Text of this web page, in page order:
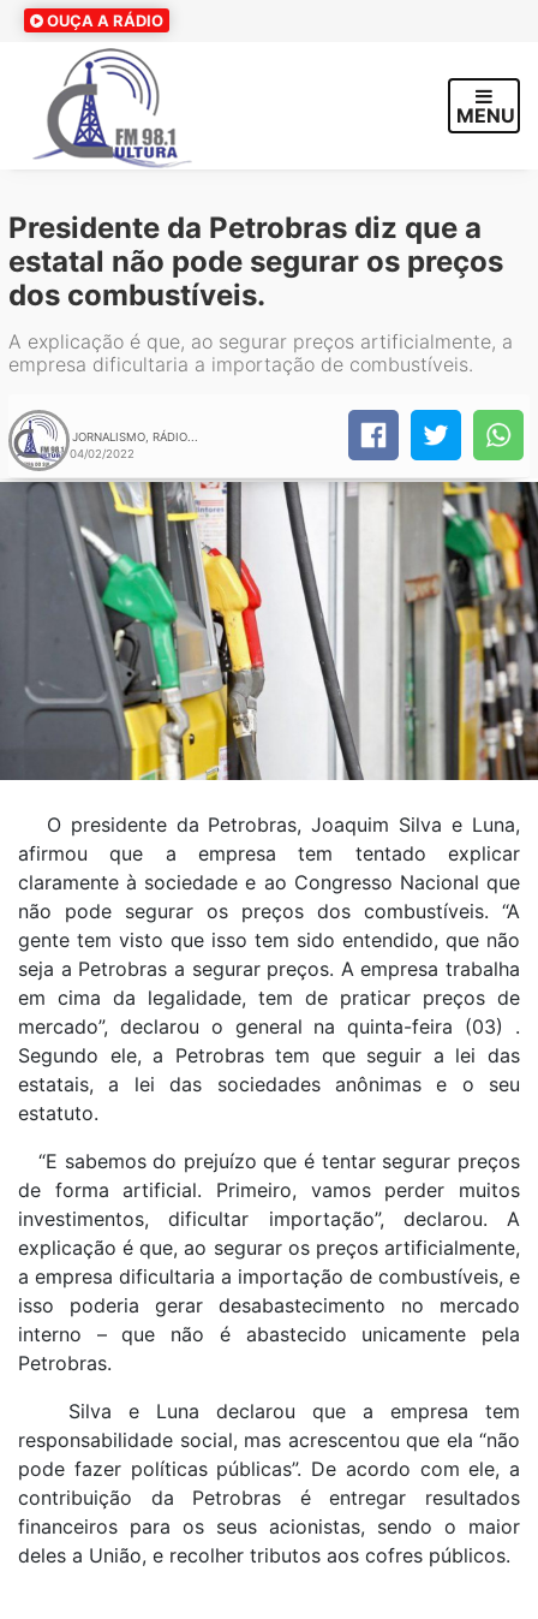
OUÇA A RÁDIO
MENU
Presidente da Petrobras diz que a
estatal não pode segurar os preços
dos combustíveis.
A explicação é que, ao segurar preços artificialmente, a
empresa dificultaria a importação de combustíveis.
JORNALISMO, RÁDIO...
04/02/2022
O presidente da Petrobras, Joaquim Silva e Luna,
afirmou que a empresa tem tentado explicar
claramente à sociedade e ao Congresso Nacional que
não pode segurar os preços dos combustíveis. “A
gente tem visto que isso tem sido entendido, que não
seja a Petrobras a segurar preços. A empresa trabalha
em cima da legalidade, tem de praticar preços de
mercado”, declarou o general na quinta-feira (03) .
Segundo ele, a Petrobras tem que seguir a lei das
estatais, a lei das sociedades anônimas e o seu
estatuto.
“E sabemos do prejuízo que é tentar segurar preços
de forma artificial. Primeiro, vamos perder muitos
investimentos, dificultar importação”, declarou. A
explicação é que, ao segurar os preços artificialmente,
a empresa dificultaria a importação de combustíveis, e
isso poderia gerar desabastecimento no mercado
interno – que não é abastecido unicamente pela
Petrobras.
Silva e Luna declarou que a empresa tem
responsabilidade social, mas acrescentou que ela “não
pode fazer políticas públicas”. De acordo com ele, a
contribuição da Petrobras é entregar resultados
financeiros para os seus acionistas, sendo o maior
deles a União, e recolher tributos aos cofres públicos.